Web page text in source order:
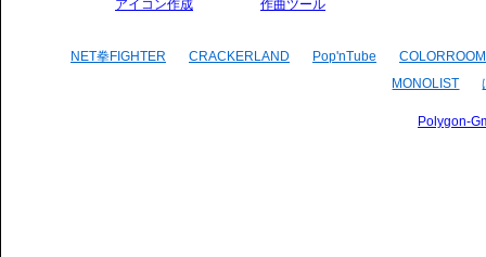
アイコン作成 作曲ツール
NET拳FIGHTER CRACKERLAND Pop'nTube
COLORROOM
MONOLIST
Polygon-